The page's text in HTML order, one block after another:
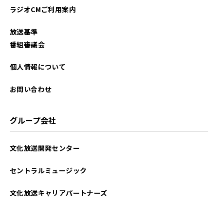
2025年07月
2025年04月
ラジオCMご利用案内
放送基準
番組審議会
個人情報について
お問い合わせ
グループ会社
文化放送開発センター
セントラルミュージック
文化放送キャリアパートナーズ